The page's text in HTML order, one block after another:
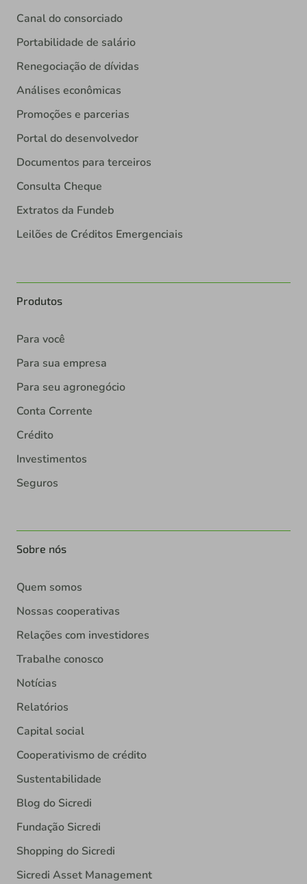
Canal do consorciado
Portabilidade de salário
Renegociação de dívidas
Análises econômicas
Promoções e parcerias
Portal do desenvolvedor
Documentos para terceiros
Consulta Cheque
Extratos da Fundeb
Leilões de Créditos Emergenciais
Produtos
Para você
Para sua empresa
Para seu agronegócio
Conta Corrente
Crédito
Investimentos
Seguros
Sobre nós
Quem somos
Nossas cooperativas
Relações com investidores
Trabalhe conosco
Notícias
Relatórios
Capital social
Cooperativismo de crédito
Sustentabilidade
Blog do Sicredi
Fundação Sicredi
Shopping do Sicredi
Sicredi Asset Management